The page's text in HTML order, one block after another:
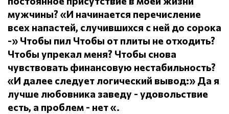
мужчины? «И начинается перечисление
всех напастей, случившихся с ней до сорока
-» Чтобы пил Чтобы от плиты не отходить?
Чтобы упрекал меня? Чтобы снова
чувствовать финансовую нестабильность?
«И далее следует логический вывод:» Да я
лучше любовника заведу - удовольствие
есть, а проблем - нет «.